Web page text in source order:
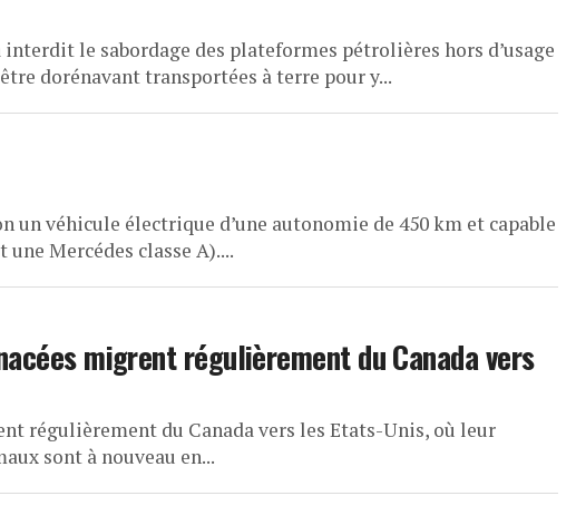
le sabordage des plateformes pétrolières hors d’usage
dorénavant transportées à terre pour y...
un véhicule électrique d’une autonomie de 450 km et capable
Mercédes classe A)....
migrent régulièrement du Canada vers
régulièrement du Canada vers les Etats-Unis, où leur
sont à nouveau en...